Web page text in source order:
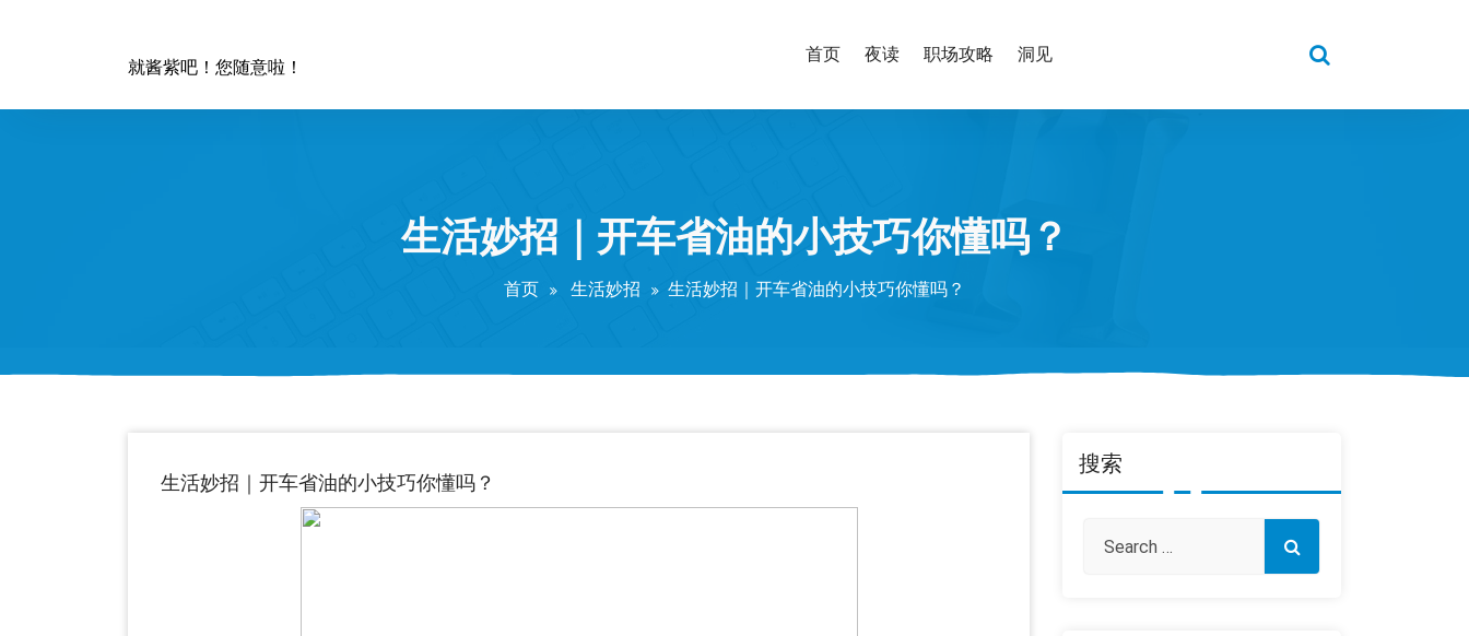
就酱紫吧！您随意啦！
首页 夜读 职场攻略 洞见
生活妙招｜开车省油的小技巧你懂吗？
首页 生活妙招 生活妙招｜开车省油的小技巧你懂吗？
生活妙招｜开车省油的小技巧你懂吗？
搜索